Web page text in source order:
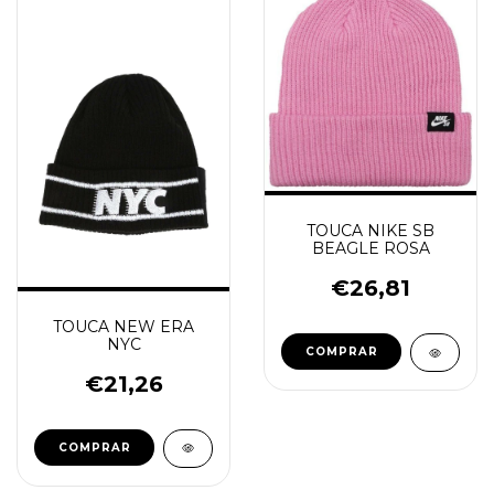
TOUCA NEW ERA
NYC
€21,26
COMPRAR
TOUCA NIKE SB
BEAGLE ROSA
€26,81
COMPRAR